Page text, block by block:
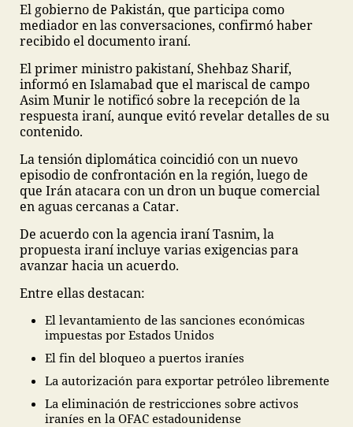
El gobierno de Pakistán, que participa como
mediador en las conversaciones, confirmó haber
recibido el documento iraní.
El primer ministro pakistaní, Shehbaz Sharif,
informó en Islamabad que el mariscal de campo
Asim Munir le notificó sobre la recepción de la
respuesta iraní, aunque evitó revelar detalles de su
contenido.
La tensión diplomática coincidió con un nuevo
episodio de confrontación en la región, luego de
que Irán atacara con un dron un buque comercial
en aguas cercanas a Catar.
De acuerdo con la agencia iraní Tasnim, la
propuesta iraní incluye varias exigencias para
avanzar hacia un acuerdo.
Entre ellas destacan:
El levantamiento de las sanciones económicas
impuestas por Estados Unidos
El fin del bloqueo a puertos iraníes
La autorización para exportar petróleo libremente
La eliminación de restricciones sobre activos
iraníes en la OFAC estadounidense